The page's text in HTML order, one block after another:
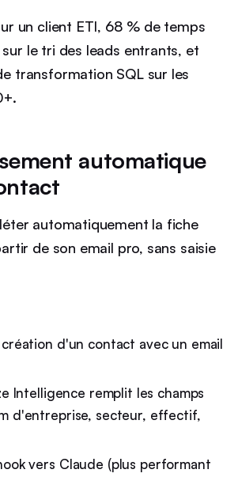
un client ETI, 68 % de temps
le tri des leads entrants, et
transformation SQL sur les
automatique
automatiquement la fiche
de son email pro, sans saisie
d'un contact avec un email
Intelligence remplit les champs
d'entreprise, secteur, effectif,
vers Claude (plus performant